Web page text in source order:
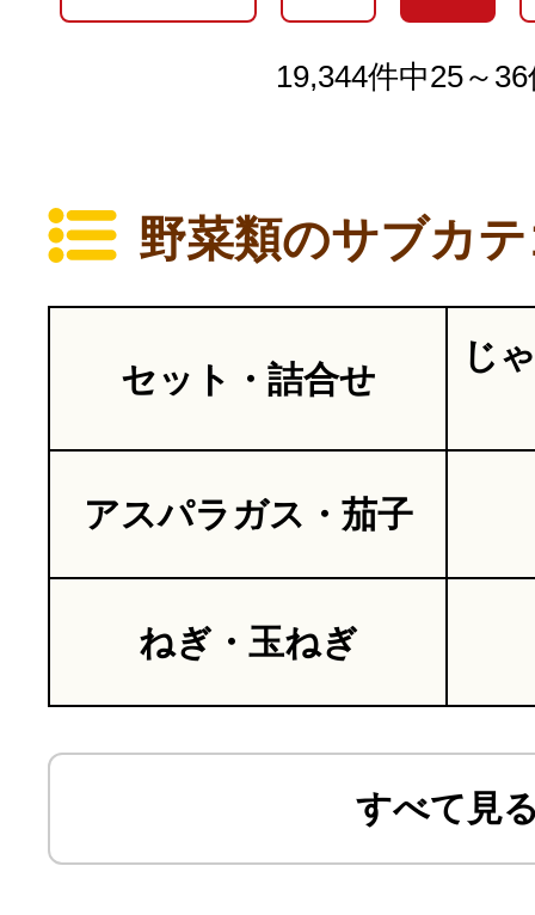
19,344件中25～
野菜類のサブカ
セット・詰合せ
じ
アスパラガス・茄子
ねぎ・玉ねぎ
すべて見